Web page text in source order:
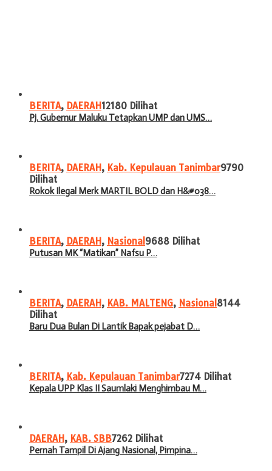
BERITA, DAERAH12180 Dilihat
Pj. Gubernur Maluku Tetapkan UMP dan UMS…
BERITA, DAERAH, Kab. Kepulauan Tanimbar9790
Dilihat
Rokok Ilegal Merk MARTIL BOLD dan H&#038…
BERITA, DAERAH, Nasional 9688 Dilihat
Putusan MK “Matikan” Nafsu P…
BERITA, DAERAH, KAB. MALTENG, Nasional 8144
Dilihat
Baru Dua Bulan Di Lantik Bapak pejabat D…
BERITA, Kab. Kepulauan Tanimbar7274 Dilihat
Kepala UPP Klas II Saumlaki Menghimbau M…
DAERAH, KAB. SBB7262 Dilihat
Pernah Tampil Di Ajang Nasional, Pimpina…